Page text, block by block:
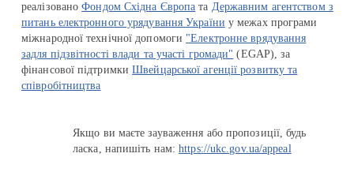
реалізованоФондом Східна Європа та Державним агентством з
питань електронного урядування України у межах програми
міжнародної технічної допомоги "Електронне врядування
задля підзвітності влади та участі громади" (EGAP), за
фінансової підтримкиШвейцарської агенції розвитку та
співробітництва
Якщо ви маєте зауваження або пропозиції, будь
ласка, напишіть нам:https://ukc.gov.ua/appeal